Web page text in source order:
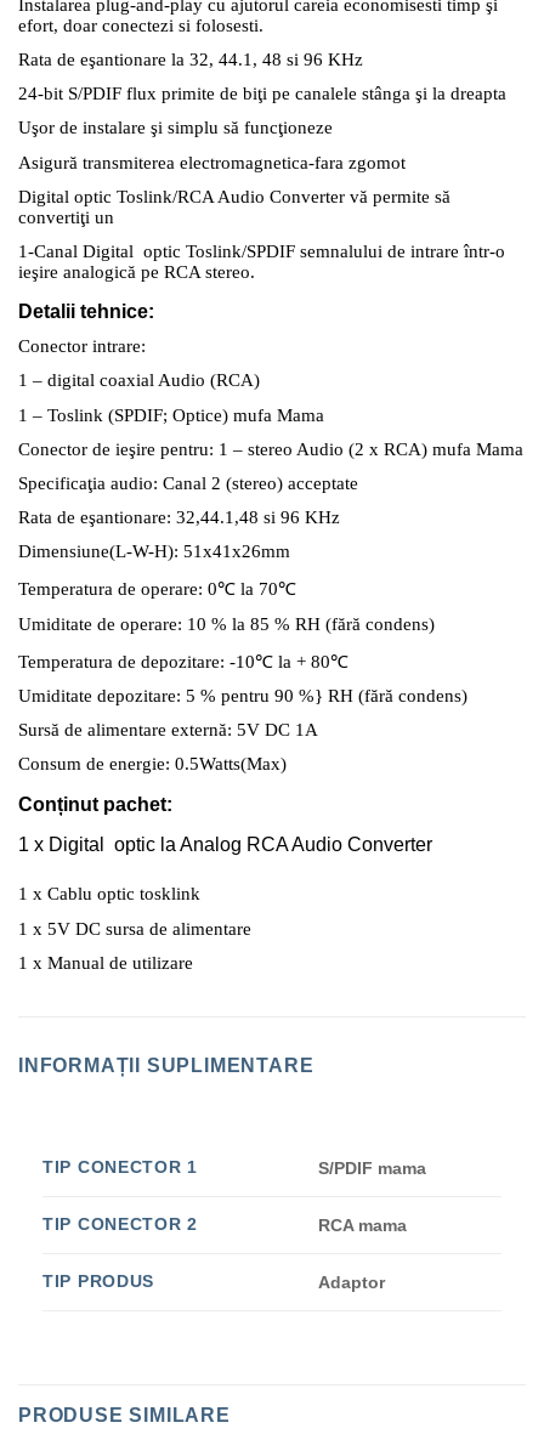
Instalarea plug-and-play cu ajutorul careia economisesti timp şi
efort, doar conectezi si folosesti.
Rata de eşantionare la 32, 44.1, 48 si 96 KHz
24-bit S/PDIF flux primite de biţi pe canalele stânga şi la dreapta
Uşor de instalare şi simplu să funcţioneze
Asigură transmiterea electromagnetica-fara zgomot
Digital optic Toslink/RCA Audio Converter vă permite să
convertiţi un
1-Canal Digital optic Toslink/SPDIF semnalului de intrare într-o
ieşire analogică pe RCA stereo.
Detalii tehnice:
Conector intrare:
1 – digital coaxial Audio (RCA)
1 – Toslink (SPDIF; Optice) mufa Mama
Conector de ieşire pentru: 1 – stereo Audio (2 x RCA) mufa Mama
Specificaţia audio: Canal 2 (stereo) acceptate
Rata de eşantionare: 32,44.1,48 si 96 KHz
Dimensiune(L-W-H): 51x41x26mm
Temperatura de operare: 0℃ la 70℃
Umiditate de operare: 10 % la 85 % RH (fără condens)
Temperatura de depozitare: -10℃ la + 80℃
Umiditate depozitare: 5 % pentru 90 %} RH (fără condens)
Sursă de alimentare externă: 5V DC 1A
Consum de energie: 0.5Watts(Max)
Conținut pachet:
1 x Digital optic la Analog RCA Audio Converter
1 x Cablu optic tosklink
1 x 5V DC sursa de alimentare
1 x Manual de utilizare
INFORMAȚII SUPLIMENTARE
TIP CONECTOR 1 S/PDIF mama
TIP CONECTOR 2 RCA mama
TIP PRODUS Adaptor
PRODUSE SIMILARE